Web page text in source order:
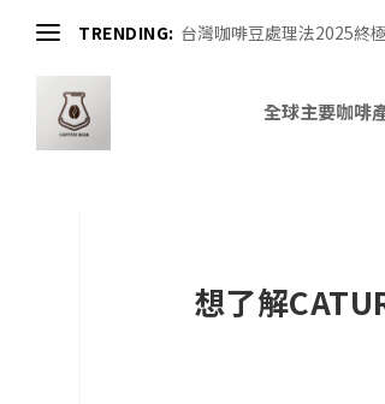
TRENDING: 台灣咖啡豆處理法2025終
全球主要咖啡
想了解